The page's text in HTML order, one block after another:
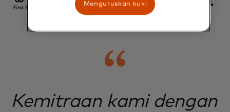
Kemitraan kami dengan
Menguruskan kuki